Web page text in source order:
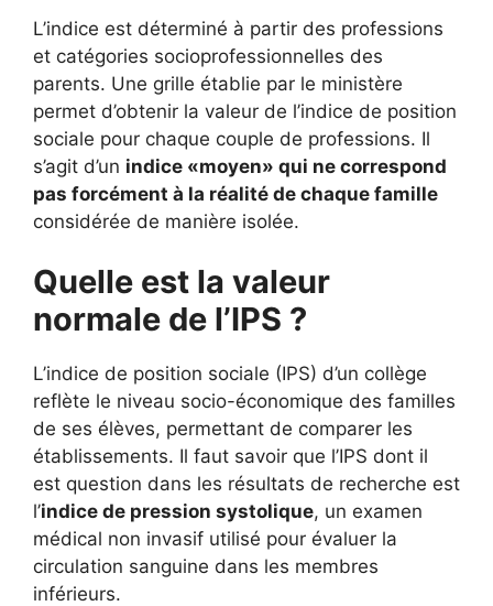
L’indice est déterminé à partir des professions
et catégories socioprofessionnelles des
parents. Une grille établie par le ministère
permet d’obtenir la valeur de l’indice de position
sociale pour chaque couple de professions. Il
s’agit d’un indice «moyen» qui ne correspond
pas forcément à la réalité de chaque famille
considérée de manière isolée.
Quelle est la valeur
normale de l’IPS ?
L’indice de position sociale (IPS) d’un collège
reflète le niveau socio-économique des familles
de ses élèves, permettant de comparer les
établissements. Il faut savoir que l’IPS dont il
est question dans les résultats de recherche est
l’indice de pression systolique, un examen
médical non invasif utilisé pour évaluer la
circulation sanguine dans les membres
inférieurs.